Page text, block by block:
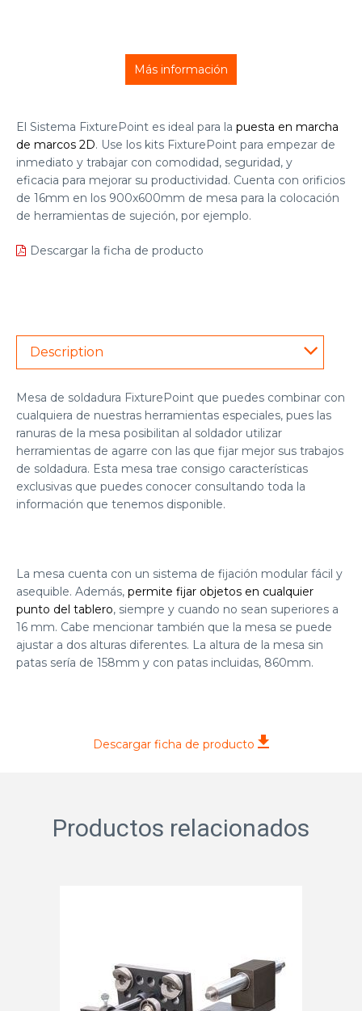
El Sistema FixturePoint es ideal para la puesta en marcha
de marcos 2D. Use los kits FixturePoint para empezar de
inmediato y trabajar con comodidad, seguridad, y
eficacia para mejorar su productividad. Cuenta con orificios
de 16mm en los 900x600mm de mesa para la colocación
de herramientas de sujeción, por ejemplo.
Descargar la ficha de producto
Más información
Description
Mesa de soldadura FixturePoint que puedes combinar con
cualquiera de nuestras herramientas especiales, pues las
ranuras de la mesa posibilitan al soldador utilizar
herramientas de agarre con las que fijar mejor sus trabajos
de soldadura. Esta mesa trae consigo características
exclusivas que puedes conocer consultando toda la
información que tenemos disponible.
La mesa cuenta con un sistema de fijación modular fácil y
asequible. Además, permite fijar objetos en cualquier
punto del tablero, siempre y cuando no sean superiores a
16 mm. Cabe mencionar también que la mesa se puede
ajustar a dos alturas diferentes. La altura de la mesa sin
patas sería de 158mm y con patas incluidas, 860mm.
Descargar ficha de producto
Productos relacionados